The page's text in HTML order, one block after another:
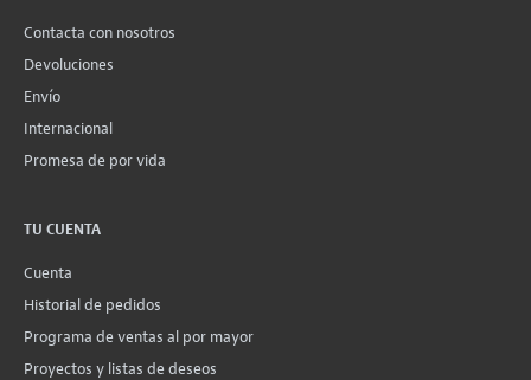
Contacta con nosotros
Devoluciones
Envío
Internacional
Promesa de por vida
TU CUENTA
Cuenta
Historial de pedidos
Programa de ventas al por mayor
Proyectos y listas de deseos